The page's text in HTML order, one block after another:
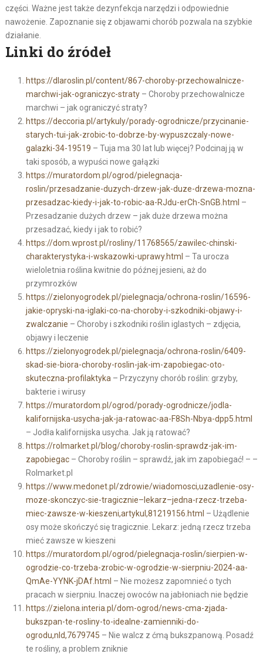
części. Ważne jest także dezynfekcja narzędzi i odpowiednie
nawożenie. Zapoznanie się z objawami chorób pozwala na szybkie
działanie.
Linki do źródeł
https://dlaroslin.pl/content/867-choroby-przechowalnicze-
marchwi-jak-ograniczyc-straty– Choroby przechowalnicze
marchwi – jak ograniczyć straty?
https://deccoria.pl/artykuly/porady-ogrodnicze/przycinanie-
starych-tui-jak-zrobic-to-dobrze-by-wypuszczaly-nowe-
galazki-34-19519 – Tuja ma 30 lat lub więcej? Podcinaj ją w
taki sposób, a wypuści nowe gałązki
https://muratordom.pl/ogrod/pielegnacja-
roslin/przesadzanie-duzych-drzew-jak-duze-drzewa-mozna-
przesadzac-kiedy-i-jak-to-robic-aa-RJdu-erCh-SnGB.html –
Przesadzanie dużych drzew – jak duże drzewa można
przesadzać, kiedy i jak to robić?
https://dom.wprost.pl/rosliny/11768565/zawilec-chinski-
charakterystyka-i-wskazowki-uprawy.html – Ta urocza
wieloletnia roślina kwitnie do późnej jesieni, aż do
przymrozków
https://zielonyogrodek.pl/pielegnacja/ochrona-roslin/16596-
jakie-opryski-na-iglaki-co-na-choroby-i-szkodniki-objawy-i-
zwalczanie – Choroby i szkodniki roślin iglastych – zdjęcia,
objawy i leczenie
https://zielonyogrodek.pl/pielegnacja/ochrona-roslin/6409-
skad-sie-biora-choroby-roslin-jak-im-zapobiegac-oto-
skuteczna-profilaktyka – Przyczyny chorób roślin: grzyby,
bakterie i wirusy
https://muratordom.pl/ogrod/porady-ogrodnicze/jodla-
kalifornijska-usycha-jak-ja-ratowac-aa-F8Sh-Nbya-dpp5.html
– Jodła kalifornijska usycha. Jak ją ratować?
https://rolmarket.pl/blog/choroby-roslin-sprawdz-jak-im-
zapobiegac– Choroby roślin – sprawdź, jak im zapobiegać! – –
Rolmarket.pl
https://www.medonet.pl/zdrowie/wiadomosci,uzadlenie-osy-
moze-skonczyc-sie-tragicznie–lekarz–jedna-rzecz-trzeba-
miec-zawsze-w-kieszeni,artykul,81219156.html – Użądlenie
osy może skończyć się tragicznie. Lekarz: jedną rzecz trzeba
mieć zawsze w kieszeni
https://muratordom.pl/ogrod/pielegnacja-roslin/sierpien-w-
ogrodzie-co-trzeba-zrobic-w-ogrodzie-w-sierpniu-2024-aa-
QmAe-YYNK-jDAf.html – Nie możesz zapomnieć o tych
pracach w sierpniu. Inaczej owoców na jabłoniach nie będzie
https://zielona.interia.pl/dom-ogrod/news-cma-zjada-
bukszpan-te-rosliny-to-idealne-zamienniki-do-
ogrodu,nId,7679745 – Nie walcz z ćmą bukszpanową. Posadź
te rośliny, a problem zniknie